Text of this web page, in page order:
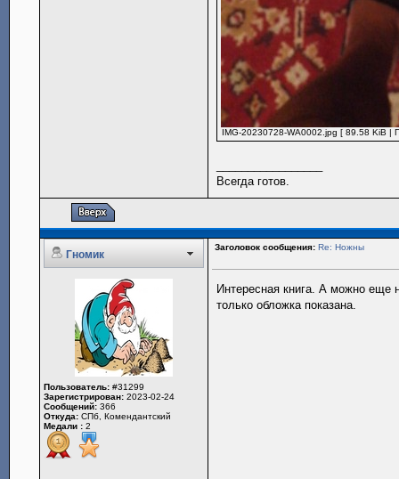
IMG-20230728-WA0002.jpg [ 89.58 KiB |
Всегда готов.
Гномик
Заголовок сообщения: Re: Ножны
Пользователь: #31299
Зарегистрирован: 2023-02-24
Сообщений: 366
Откуда: СПб, Комендантский
Медали : 2
Интересная книга. А можно еще
только обложка показана.